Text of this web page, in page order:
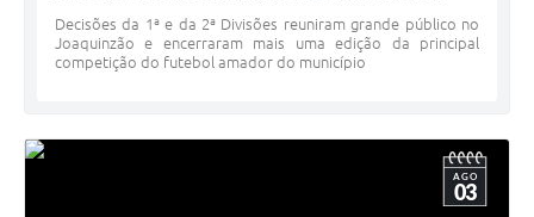
Decisões da 1ª e da 2ª Divisões reuniram grande público no
Joaquinzão e encerraram mais uma edição da principal
competição do futebol amador do município
AGO
03